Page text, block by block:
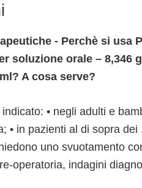
- Perchè si usa
soluzione orale – 8,346
A cosa serve?
• negli adulti e
• in pazienti al di sopra
uno svuotamento
operatoria, indagini